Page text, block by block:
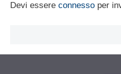
Devi essere connesso per